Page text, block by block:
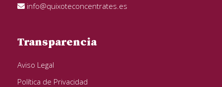
info@quixoteconcentrates.es
Transparencia
Aviso Legal
Política de Privacidad